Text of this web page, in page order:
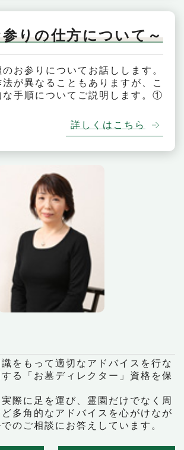
りの仕方について～
お参りについてお話しします。
が異なることもありますが、こ
な手順についてご説明します。①
詳しくはこちら
をもって適切なアドバイスを行な
る「お墓ディレクター」資格を保
際に足を運び、霊園だけでなく周
多角的なアドバイスを心がけなが
のご相談にお答えしています。